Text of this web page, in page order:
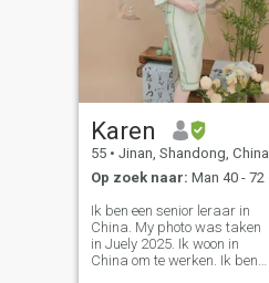
Karen
55 • Jinan, Shandong, China
Op zoek naar: Man 40 - 72
Ik ben een senior leraar in
China. My photo was taken
in Juely 2025. Ik woon in
China om te werken. Ik ben